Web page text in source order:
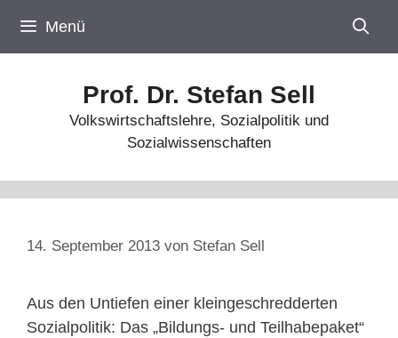
Inhalt
springen
Menü
Prof. Dr. Stefan Sell
Volkswirtschaftslehre, Sozialpolitik und
Sozialwissenschaften
14. September 2013 von Stefan Sell
Aus den Untiefen einer kleingeschredderten
Sozialpolitik: Das „Bildungs- und Teilhabepaket“